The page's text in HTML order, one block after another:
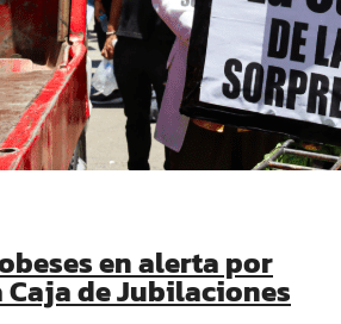
en alerta por
de Jubilaciones